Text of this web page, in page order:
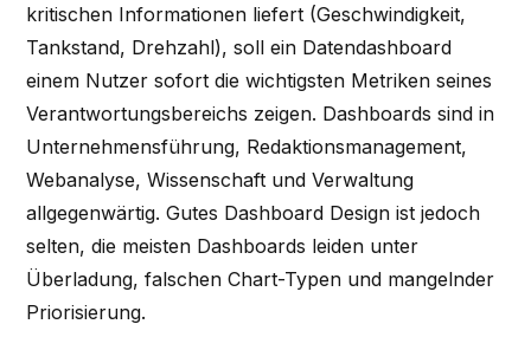
kritischen Informationen liefert (Geschwindigkeit,
Tankstand, Drehzahl), soll ein Datendashboard
einem Nutzer sofort die wichtigsten Metriken seines
Verantwortungsbereichs zeigen. Dashboards sind in
Unternehmensführung, Redaktionsmanagement,
Webanalyse, Wissenschaft und Verwaltung
allgegenwärtig. Gutes Dashboard Design ist jedoch
selten, die meisten Dashboards leiden unter
Überladung, falschen Chart-Typen und mangelnder
Priorisierung.